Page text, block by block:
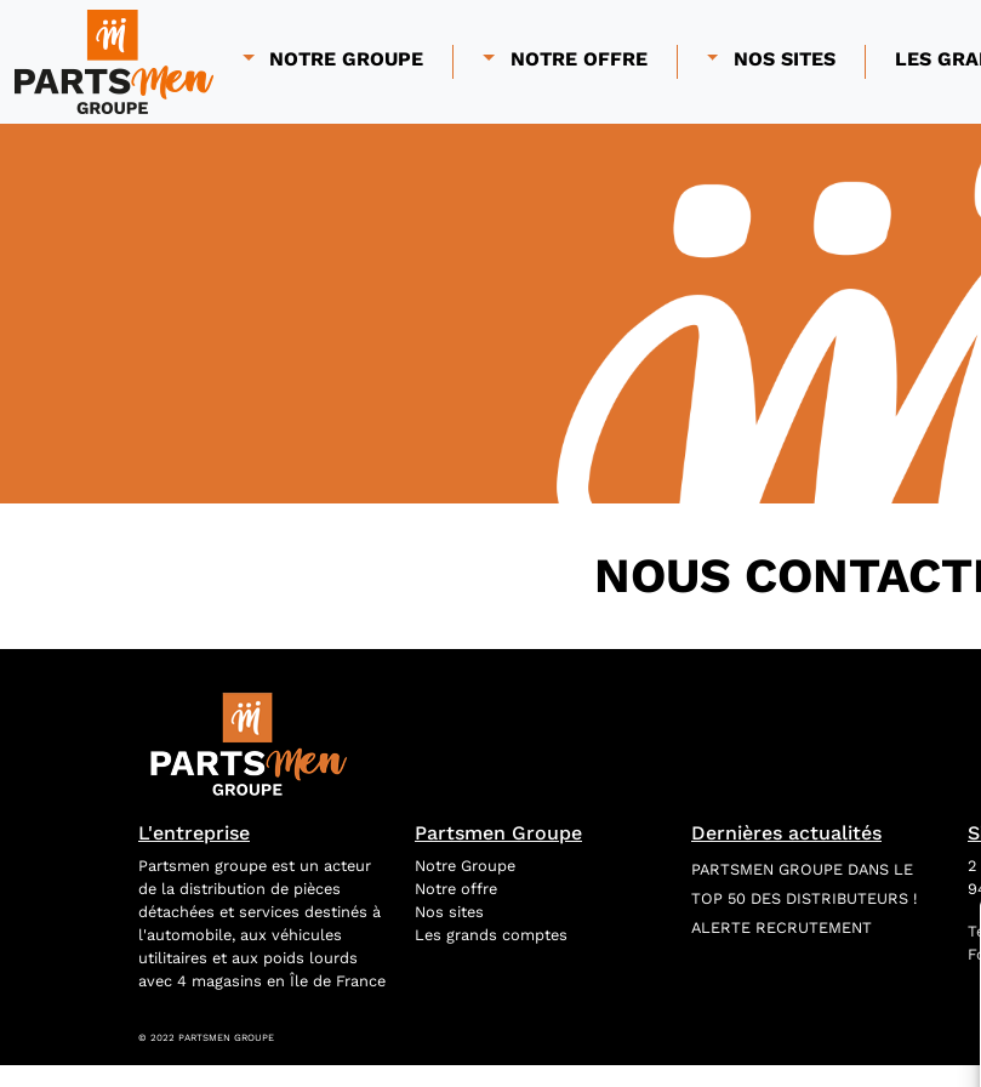
NOTRE GROUPE NOTRE OFFRE NOS SITES LES
NOUS
L'entreprise
Partsmen groupe est un acteur
de la distribution de pièces
détachées et services destinés à
l'automobile, aux véhicules
utilitaires et aux poids lourds
avec 4 magasins en Île de France
Partsmen Groupe
Notre Groupe
Notre offre
Nos sites
Les grands comptes
Dernières actualités
PARTSMEN GROUPE DANS LE
TOP 50 DES DISTRIBUTEURS !
ALERTE RECRUTEMENT
2
© 2022 PARTSMEN GROUPE